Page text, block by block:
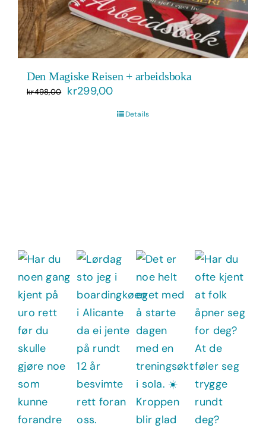
Den Magiske Reisen + arbeidsboka
kr498,00
Opprinnelig
kr299,00Nåværende
prisDetails